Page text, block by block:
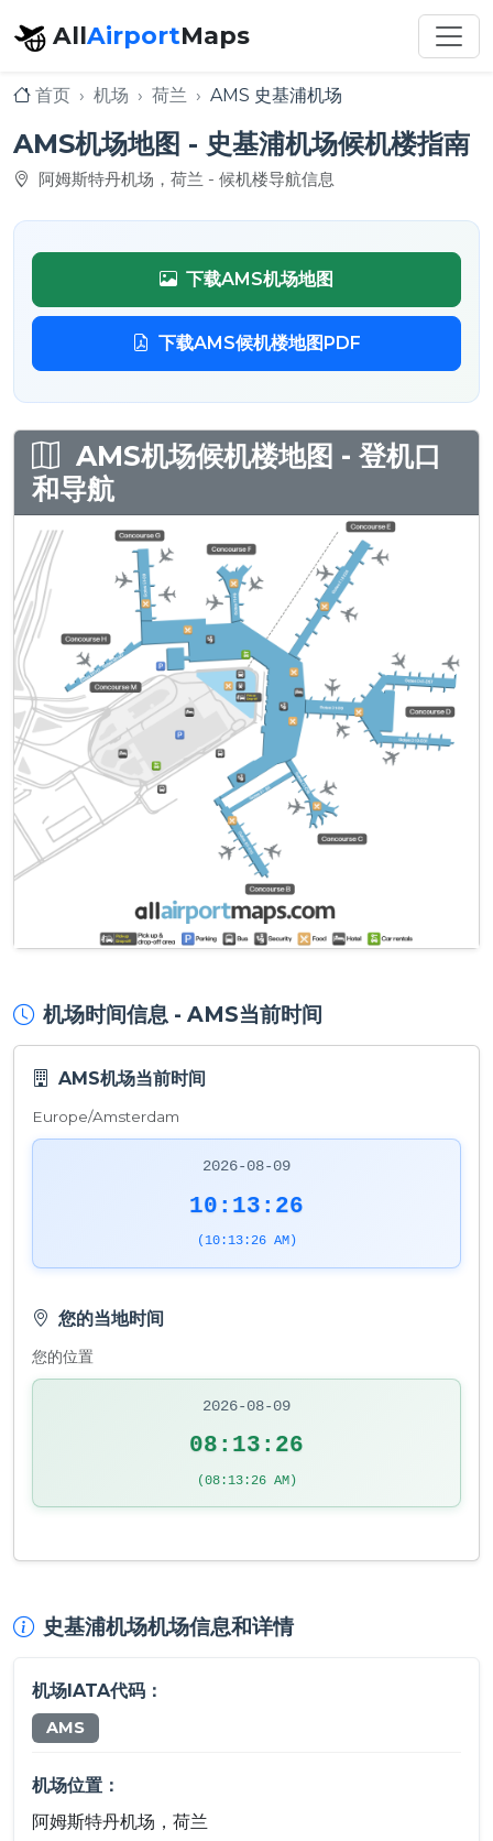
AllAirportMaps
首页 机场 荷兰 AMS 史基浦机场
AMS机场地图 - 史基浦机场候机楼指南
阿姆斯特丹机场，荷兰 - 候机楼导航信息
下载AMS机场地图
下载AMS候机楼地图PDF
AMS机场候机楼地图 - 登机口
和导航
机场时间信息 - AMS当前时间
AMS机场当前时间
Europe/Amsterdam
2026-08-09
10:13:26
(10:13:26 AM)
您的当地时间
您的位置
2026-08-09
08:13:26
(08:13:26 AM)
史基浦机场机场信息和详情
机场IATA代码：
AMS
机场位置：
阿姆斯特丹机场，荷兰